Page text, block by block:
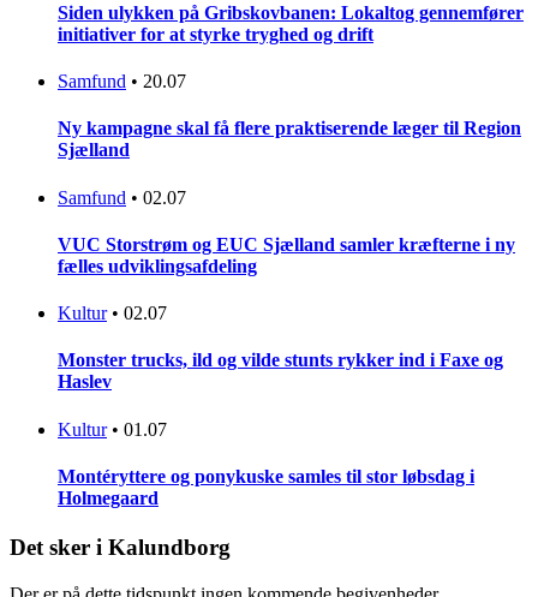
Siden ulykken på Gribskovbanen: Lokaltog gennemfører
initiativer for at styrke tryghed og drift
Samfund • 20.07
Ny kampagne skal få flere praktiserende læger til Region
Sjælland
Samfund • 02.07
VUC Storstrøm og EUC Sjælland samler kræfterne i ny
fælles udviklingsafdeling
Kultur • 02.07
Monster trucks, ild og vilde stunts rykker ind i Faxe og
Haslev
Kultur • 01.07
Montéryttere og ponykuske samles til stor løbsdag i
Holmegaard
Det sker i Kalundborg